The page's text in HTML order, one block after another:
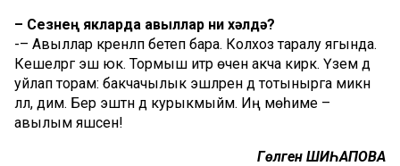
– Сезнең якларда авыллар ни хәлдә?
-– Авыллар әкренләп бетеп бара. Колхоз таралу ягында.
Кешеләргә эш юк. Тормыш итәр өчен акча кирәк. Үзем дә
уйлап торам: бакчачылык эшләренә дә тотынырга микән
әллә, дим. Бер эштән дә курыкмыйм. Иң мөһиме –
авылым яшәсен!
Гөлгенә ШИҺАПОВА